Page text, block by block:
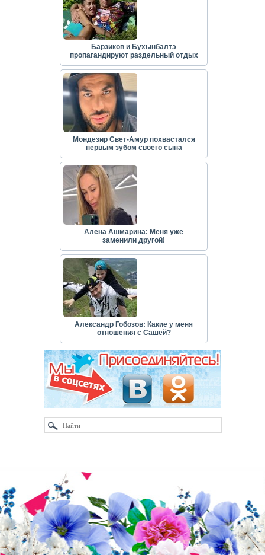
Барзиков и Бухынбалтэ
пропагандируют раздельный отдых
Мондезир Свет-Амур похвастался
первым зубом своего сына
Алёна Ашмарина: Меня уже
заменили другой!
Александр Гобозов: Какие у меня
отношения с Сашей?